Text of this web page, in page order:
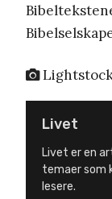
Livet
Livet er en
temaer som
lesere.